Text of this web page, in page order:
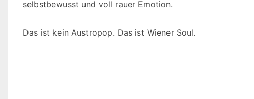
selbstbewusst und voll rauer Emotion.
Das ist kein Austropop. Das ist Wiener Soul.